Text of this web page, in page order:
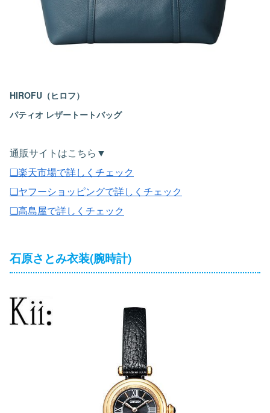
HIROFU（ヒロフ）
パティオ レザートートバッグ
通販サイトはこちら▼
❏楽天市場で詳しくチェック
❏ヤフーショッピングで詳しくチェック
❏高島屋で詳しくチェック
石原さとみ衣装(腕時計)